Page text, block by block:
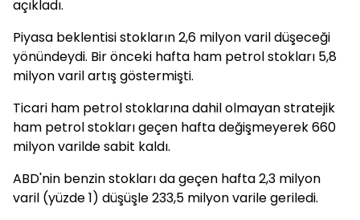
açıkladı.
Piyasa beklentisi stokların 2,6 milyon varil düşeceği
yönündeydi. Bir önceki hafta ham petrol stokları 5,8
milyon varil artış göstermişti.
Ticari ham petrol stoklarına dahil olmayan stratejik
ham petrol stokları geçen hafta değişmeyerek 660
milyon varilde sabit kaldı.
ABD'nin benzin stokları da geçen hafta 2,3 milyon
varil (yüzde 1) düşüşle 233,5 milyon varile geriledi.